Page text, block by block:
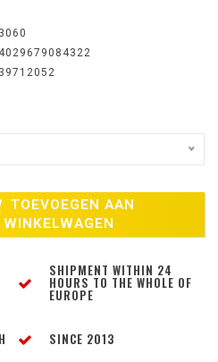
3060
4029679084322
39712052
TOEVOEGEN AAN
WINKELWAGEN
SHIPMENT WITHIN 24
HOURS TO THE WHOLE OF
EUROPE
SINCE 2013